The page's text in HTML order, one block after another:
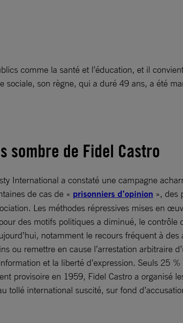
comme la santé et l’éducation, et il
son règne, qui a duré 49 ans, a été
sombre de Fidel Castro
International a constaté une campagne
de cas de « prisonniers d’opinion », des
Les méthodes répressives mises en
des motifs politiques a diminué, le contrôle
notamment le recours fréquent à
ou remettre en cause l’arrestation arbitraire
et la liberté d’expression. Seuls 25
provisoire en 1959, Fidel Castro a organisé
tollé international suscité, sur fond